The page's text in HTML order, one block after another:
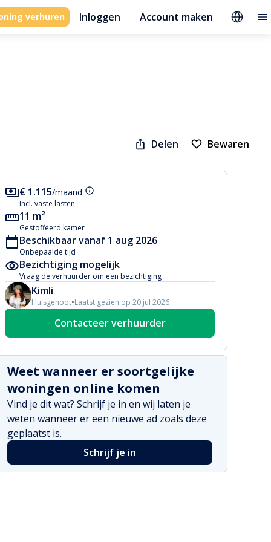
verhuren Inloggen Account maken
Delen Bewaren
€ 1.115/maand
Incl. vaste lasten
11 m²
Gestoffeerd kamer
Beschikbaar vanaf 1 aug 2026
Onbepaalde tijd
Bezichtiging mogelijk
Vraag de verhuurder om een bezichtiging
Kimli
Huisgenoot•Laatst gezien op 20 jul 2026
Contacteer verhuurder
Weet wanneer er soortgelijke
woningen online komen
Vind je dit wat? Schrijf je in en wij laten je
weten wanneer er een nieuwe ad zoals deze
geplaatst is.
Schrijf je in